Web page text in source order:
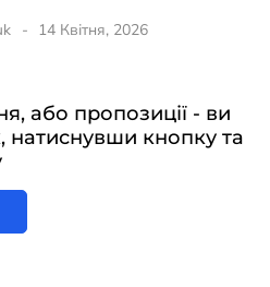
14 Квітня, 2026
або пропозиції - ви
натиснувши кнопку та